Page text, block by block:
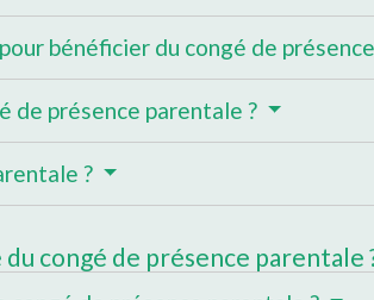
bénéficier du congé de
de présence parentale ?
?
congé de présence parentale